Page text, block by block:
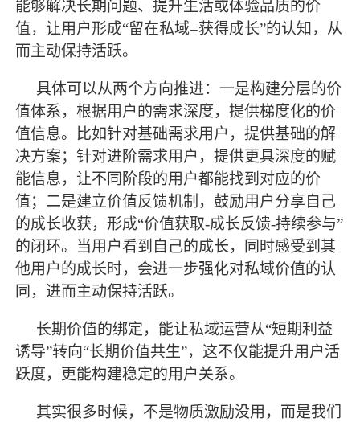
能够解决长期问题、提升生活或体验品质的价
值，让用户形成“留在私域=获得成长”的认知，从
而主动保持活跃。
具体可以从两个方向推进：一是构建分层的价
值体系，根据用户的需求深度，提供梯度化的价
值信息。比如针对基础需求用户，提供基础的解
决方案；针对进阶需求用户，提供更具深度的赋
能信息，让不同阶段的用户都能找到对应的价
值；二是建立价值反馈机制，鼓励用户分享自己
的成长收获，形成“价值获取-成长反馈-持续参与”
的闭环。当用户看到自己的成长，同时感受到其
他用户的成长时，会进一步强化对私域价值的认
同，进而主动保持活跃。
长期价值的绑定，能让私域运营从“短期利益
诱导”转向“长期价值共生”，这不仅能提升用户活
跃度，更能构建稳定的用户关系。
其实很多时候，不是物质激励没用，而是我们